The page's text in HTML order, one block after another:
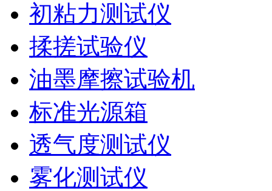
初粘力测试仪
揉搓试验仪
油墨摩擦试验机
标准光源箱
透气度测试仪
雾化测试仪